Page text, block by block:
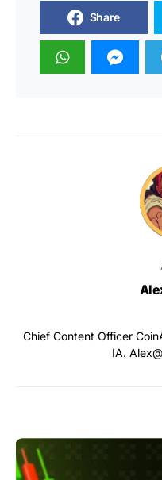
Share
Chief Content Officer
IA.